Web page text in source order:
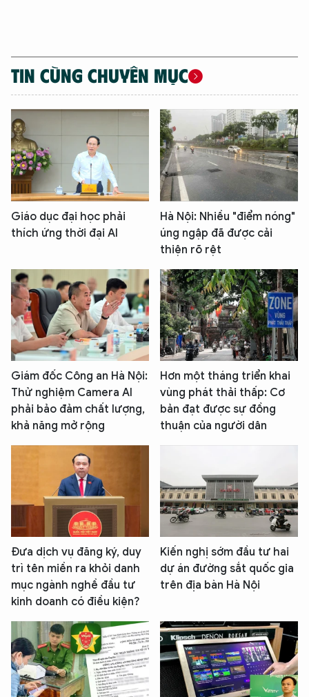
TIN CÙNG CHUYÊN MỤC
Giáo dục đại học phải
thích ứng thời đại AI
Hà Nội: Nhiều "điểm nóng"
úng ngập đã được cải
thiện rõ rệt
Giám đốc Công an Hà Nội:
Thử nghiệm Camera AI
phải bảo đảm chất lượng,
khả năng mở rộng
Hơn một tháng triển khai
vùng phát thải thấp: Cơ
bản đạt được sự đồng
thuận của người dân
Đưa dịch vụ đăng ký, duy
trì tên miền ra khỏi danh
mục ngành nghề đầu tư
kinh doanh có điều kiện?
Kiến nghị sớm đầu tư hai
dự án đường sắt quốc gia
trên địa bàn Hà Nội